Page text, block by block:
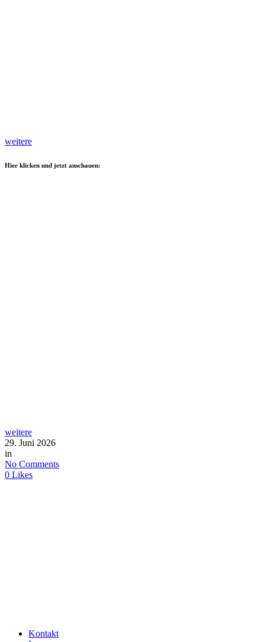
weitere
Hier klicken und jetzt anschauen:
weitere
29. Juni 2026
in
No Comments
0 Likes
Kontakt